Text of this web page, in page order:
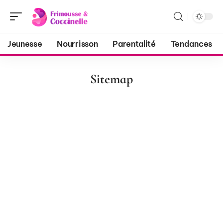
Jeunesse Nourrisson Parentalité Tendances
Sitemap